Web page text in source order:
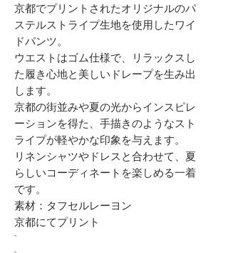
京都でプリントされたオリジナルのパ
ステルストライプ生地を使用したワイ
ドパンツ。
ウエストはゴム仕様で、リラックスし
た履き心地と美しいドレープを生み出
します。
京都の街並みや夏の光からインスピレ
ーションを得た、手描きのようなスト
ライプが軽やかな印象を与えます。
リネンシャツやドレスと合わせて、夏
らしいコーディネートを楽しめる一着
です。
素材：タフセルレーヨン
京都にてプリント